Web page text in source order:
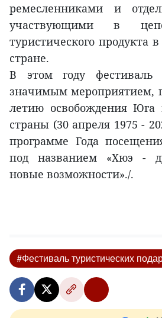
ремесленниками и
участвующими в
туристического продукта
стране.
В этом году фестиваль
значимым мероприятием,
летию освобождения Юга
страны (30 апреля 1975 -
программе Года
под названием «Хюэ -
новые возможности»./.
#Фестиваль туристических